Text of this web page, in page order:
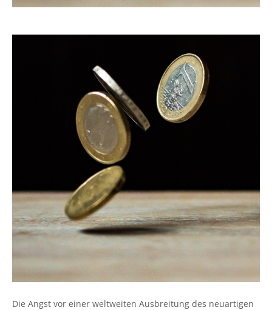
Die Angst vor einer weltweiten Ausbreitung des neuartigen